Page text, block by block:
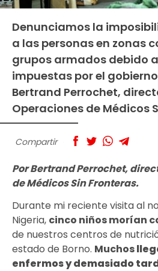
Denunciamos la
a las personas en zonas
grupos armados debido
impuestas por el
Bertrand Perrochet,
Operaciones de Médicos
Compartir
Por Bertrand Perrochet,
de Médicos Sin Fronteras.
Durante mi reciente visita al
Nigeria, cinco niños morían
de nuestros centros de
estado de Borno. Muchos
enfermos y demasiado